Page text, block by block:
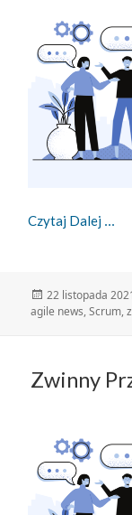
Czytaj Dalej
Data
publikacji
22 listopada
agile news,Scrum,
Zwinny